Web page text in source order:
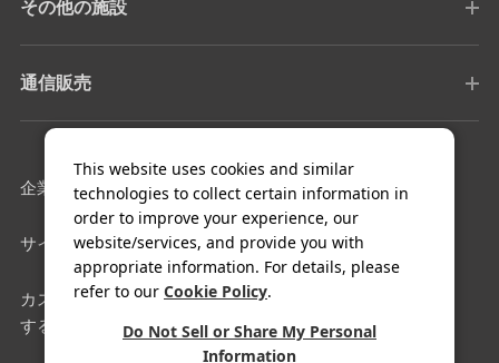
その他の施設
通信販売
企業情報 採用情報
サイトマップ 利用規約
カスタマーハラスメントに対
する基本方針
クッキー設定
This website uses cookies and similar
technologies to collect certain information in
order to improve your experience, our
website/services, and provide you with
appropriate information. For details, please
refer to our Cookie Policy.
Do Not Sell or Share My Personal
Information